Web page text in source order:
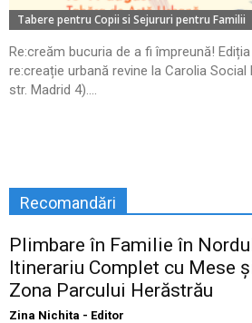
Tabere pentru Copii si Sejururi pentru Familii
Re:creăm bucuria de a fi împreună!
re:creație urbană revine la Carolia
str. Madrid 4)....
Recomandări
Plimbare în Familie în
Itinerariu Complet cu Mese
Zona Parcului Herăstrău
Zina Nichita - Editor